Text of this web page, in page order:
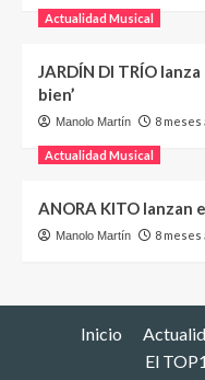
Actualidad Musical
JARDÍN DI TRÍO
bien’
Manolo Martín 8 meses
Actualidad Musical
ANORA KITO lanzan
Manolo Martín 8 meses
Inicio
El